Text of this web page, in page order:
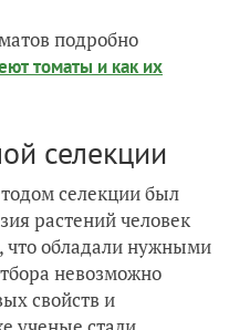
подробно
томаты и как их
селекции
селекции был
растений человек
что обладали нужными
невозможно
свойств и